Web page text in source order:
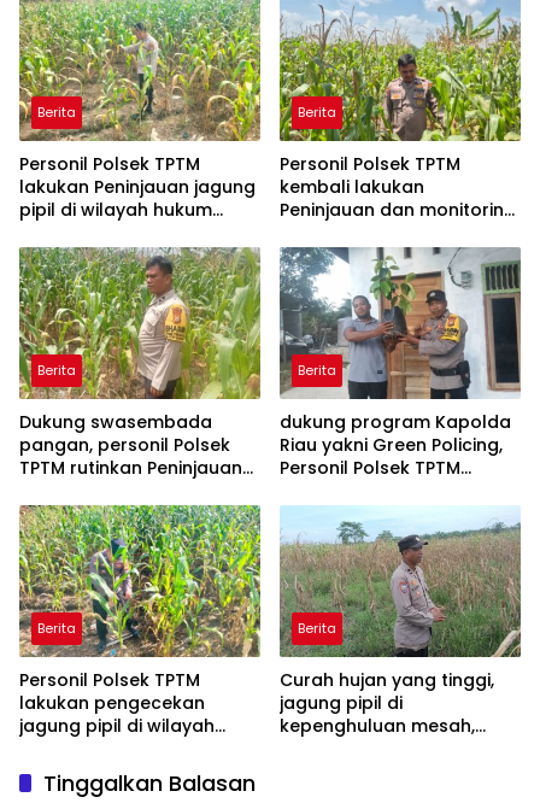
Berita
Personil Polsek TPTM
lakukan Peninjauan jagung
pipil di wilayah hukum
Berita
Personil Polsek TPTM
kembali lakukan
Peninjauan dan monitoring
wilayah hukum Polsek
TPTM
Berita
Dukung swasembada
pangan, personil Polsek
TPTM rutinkan Peninjauan
pipil di wilayah hukum
Polsek TPTM
Berita
dukung program Kapolda
Riau yakni Green Policing,
Personil Polsek TPTM
matoa kepada
masyarakat
Berita
Personil Polsek TPTM
lakukan pengecekan
jagung pipil di wilayah
Berita
Curah hujan yang tinggi,
jagung pipil di
kepenghuluan mesah,
Tinggalkan Balasan